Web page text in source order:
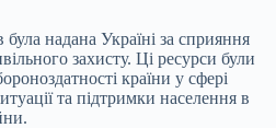
надана Україні за сприяння
захисту. Ці ресурси були
країни у сфері
та підтримки населення в